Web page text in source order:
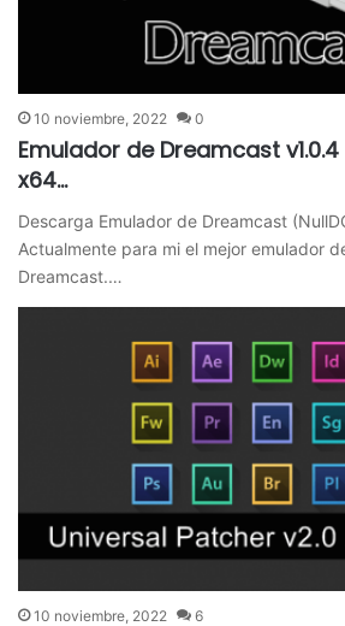
10 noviembre, 2022 0
Emulador de Dreamcast
x64…
Descarga Emulador de Dreamcast
Actualmente para mi el mejor emulador
Dreamcast.…
10 noviembre, 2022 6